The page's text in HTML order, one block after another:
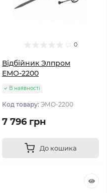
0
Відбійник Элпром
ЕМО-2200
В наявності
Код товару: ЭМО-2200
7 796 грн
До кошика